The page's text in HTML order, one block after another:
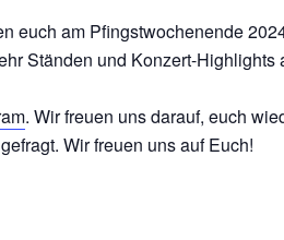
euch am Pfingstwochenende
Ständen und Konzert-Highlights
. Wir freuen uns darauf, euch
Wir freuen uns auf Euch!